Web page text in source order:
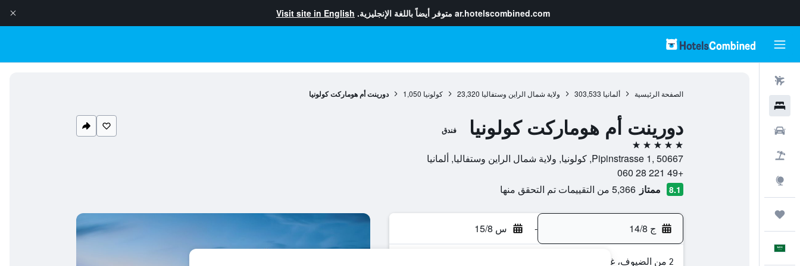
ar.hotelscombined.com متوفر أيضاً باللغة الإنجليزية. Visit site in English
الصفحة الرئيسية ألمانيا 303,533 ولاية شمال الراين وستفاليا 23,320 كولونيا 1,050 دورينت أم هوماركت كولونيا
دورينت أم هوماركت كولونيا فندق
5 نجوم
Pipinstrasse 1, 50667, كولونيا, ولاية شمال الراين وستفاليا, ألمانيا
+49 221 28 060
8.1 ممتاز 5,366 من التقييمات تم التحقق منها
ج 14/8 - س 15/8
2 من الضيوف، غرفة واحدة